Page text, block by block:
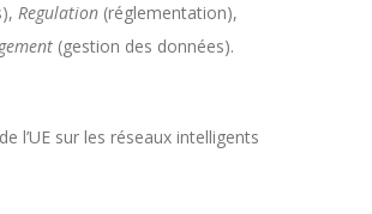
Regulation(réglementation),
(gestion des données).
l’UE sur les réseaux intelligents